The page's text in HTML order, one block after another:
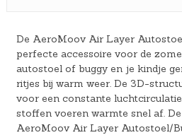
De AeroMoov Air Layer
perfecte accessoire voor de
autostoel of buggy en je kindje
ritjes bij warm weer. De 3D-
voor een constante
stoffen voeren warmte snel af.
AeroMoov Air Layer Autostoel/